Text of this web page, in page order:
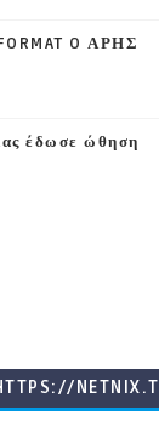
O ΑΡΗΣ
έδωσε ώθηση
NETNIX.T